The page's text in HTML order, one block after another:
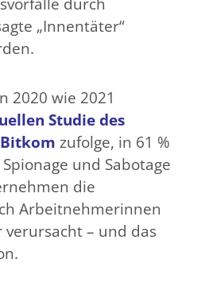
durch
„Innentäter“
2020 wie 2021
Studie des
zufolge, in 61 %
und Sabotage
die
Arbeitnehmerinnen
– und das